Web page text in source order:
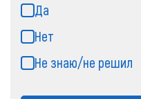
Да
Нет
Не знаю/не решил